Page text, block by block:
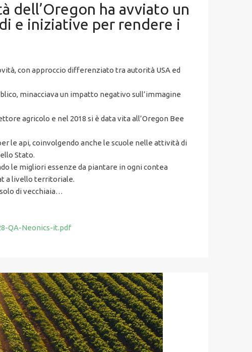
dell’Oregon ha avviato un
e iniziative per rendere i
con approccio differenziato tra autorità USA ed
minacciava un impatto negativo sull’immagine
agricolo e nel 2018 si è data vita all’Oregon Bee
le api, coinvolgendo anche le scuole nelle attività di
Stato.
le migliori essenze da piantare in ogni contea
a livello territoriale.
di vecchiaia…
QA-Neonics-it.pdf